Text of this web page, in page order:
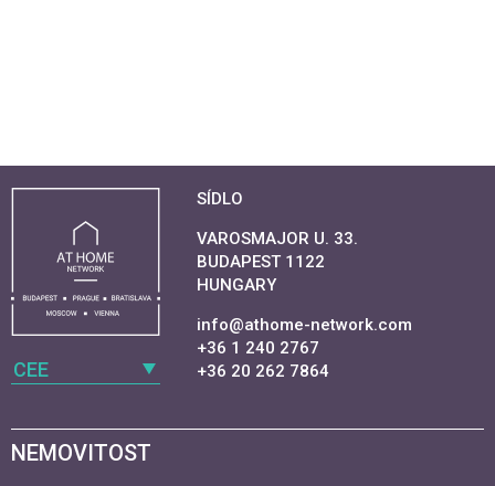
CEE
SÍDLO
VAROSMAJOR U. 33.
BUDAPEST 1122
HUNGARY
info@athome-network.com
+36 1 240 2767
+36 20 262 7864
NEMOVITOST